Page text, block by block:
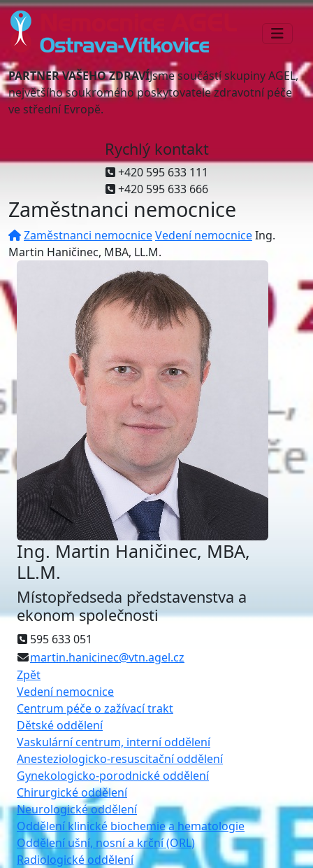
PARTNER VAŠEHO ZDRAVÍJsme součástí skupiny AGEL,
největšího soukromého poskytovatele zdravotní péče
ve střední Evropě.
Rychlý kontakt
+420 595 633 111
+420 595 633 666
Zaměstnanci nemocnice
Zaměstnanci nemocniceVedení nemocniceIng.
Martin Haničinec, MBA, LL.M.
Ing. Martin Haničinec, MBA,
LL.M.
Místopředseda představenstva a
ekonom společnosti
595 633 051
martin.hanicinec@vtn.agel.cz
Zpět
Vedení nemocnice
Centrum péče o zažívací trakt
Dětské oddělení
Vaskulární centrum, interní oddělení
Anesteziologicko-resuscitační oddělení
Gynekologicko-porodnické oddělení
Chirurgické oddělení
Neurologické oddělení
Oddělení klinické biochemie a hematologie
Oddělení ušní, nosní a krční (ORL)
Radiologické oddělení